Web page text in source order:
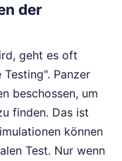
der
geht es oft
Panzer
beschossen, um
finden. Das ist
können
Test. Nur wenn